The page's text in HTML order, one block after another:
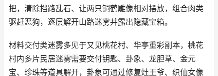
把，清除挡路乱石、让两只铜鹤雕像相对摆放，组合肉类
驱赶恶狗，逐层解开山路迷雾并露出隐藏宝箱。
材料交付类迷雾多见于又见桃花村、华亭重彩副本，桃花
村内多片民居迷雾需要交付钥匙、卦象、龙胆草、金元
宝、珍珠等道具解开，卦象可通过修复灶王爷、织仙女像